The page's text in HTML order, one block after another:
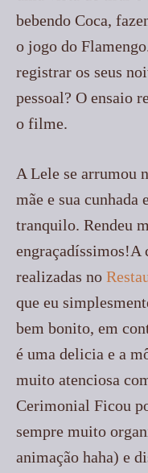
bebendo Coca,
o jogo do
registrar os seus
pessoal? O ensaio
o filme.
A Lele se arrumou
mãe e sua
tranquilo. Rendeu
engraçadíssimos!A
realizadas no
que eu
bem bonito, em
é uma delicia e a
muito atenciosa
Cerimonial Ficou
sempre muito
animação haha) e